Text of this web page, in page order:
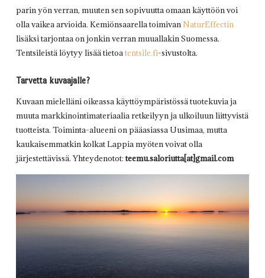
parin yön verran, muuten sen sopivuutta omaan käyttöön voi
olla vaikea arvioida. Kemiönsaarella toimivanNaturEffectin
lisäksi tarjontaa on jonkin verran muuallakin Suomessa.
Tentsileistä löytyy lisää tietoatentsile.fi-sivustolta.
Tarvetta kuvaajalle?
Kuvaan mielelläni oikeassa käyttöympäristössä tuotekuvia ja
muuta markkinointimateriaalia retkeilyyn ja ulkoiluun liittyvistä
tuotteista. Toiminta-alueeni on pääasiassa Uusimaa, mutta
kaukaisemmatkin kolkat Lappia myöten voivat olla
järjestettävissä. Yhteydenotot:teemu.saloriutta[at]gmail.com